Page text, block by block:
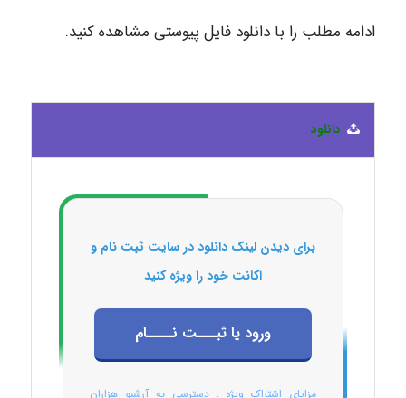
ادامه مطلب را با دانلود فایل پیوستی مشاهده کنید.
دانلود
برای دیدن لینک دانلود در سایت ثبت نام و
اکانت خود را ویژه کنید
ورود یا ثبـــت نــــام
مزایای اشتراک ویژه : دسترسی به آرشیو هزاران